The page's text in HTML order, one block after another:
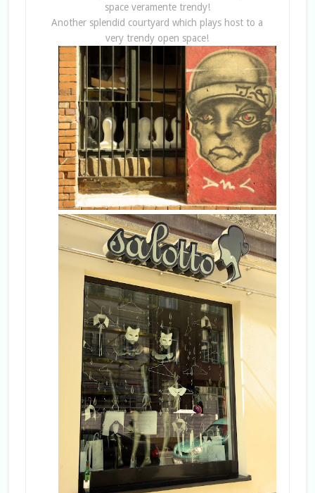
space veramente trendy!
Another splendid courtyard which plays host to a
very trendy open space!